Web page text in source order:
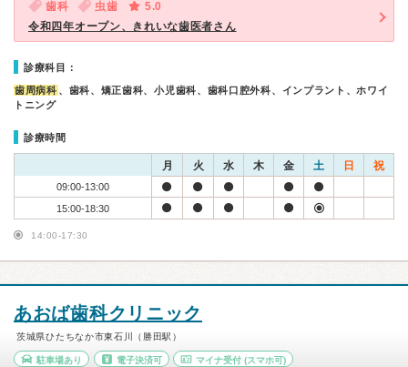
歯科 虫歯
5.0
令和四年オープン、きれいな歯医者さん
診療科目：
歯周病科 、歯科、矯正歯科、小児歯科、歯科口腔外科、インプラント、ホワイ
トニング
診療時間
月 火 水 木 金 土 日 祝
09:00-13:00
15:00-18:30
14:00-17:30
あおば歯科クリニック
茨城県ひたちなか市東石川（勝田駅）
駐車場あり 電子決済可 マイナ受付 (スマホ可)